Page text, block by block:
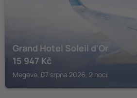
Grand Hotel Soleil d'Or
15 947 Kč
Megeve, 07 srpna 2026, 2 noci